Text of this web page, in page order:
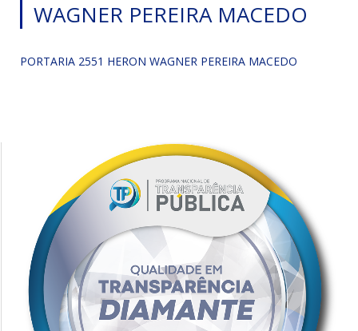
WAGNER PEREIRA MACEDO
PORTARIA 2551 HERON WAGNER PEREIRA MACEDO